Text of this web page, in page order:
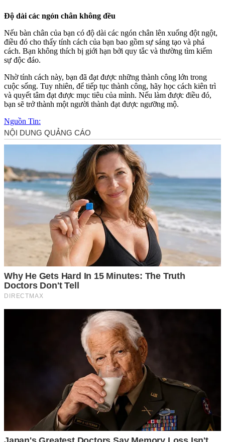
Độ dài các ngón chân không đều
Nếu bàn chân của bạn có độ dài các ngón chân lên xuống đột ngột,
điều đó cho thấy tính cách của bạn bao gồm sự sáng tạo và phá
cách. Bạn không thích bị giới hạn bởi quy tắc và thường tìm kiếm
sự độc đáo.
Nhờ tính cách này, bạn đã đạt được những thành công lớn trong
cuộc sống. Tuy nhiên, để tiếp tục thành công, hãy học cách kiên trì
và quyết tâm đạt được mục tiêu của mình. Nếu làm được điều đó,
bạn sẽ trở thành một người thành đạt được ngưỡng mộ.
Nguồn Tin: